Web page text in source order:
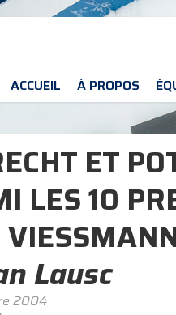
ACCUEIL À PROPOS
ET
LES 10
Lausc
2004